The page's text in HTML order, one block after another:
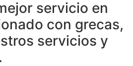
servicio en
con grecas,
servicios y